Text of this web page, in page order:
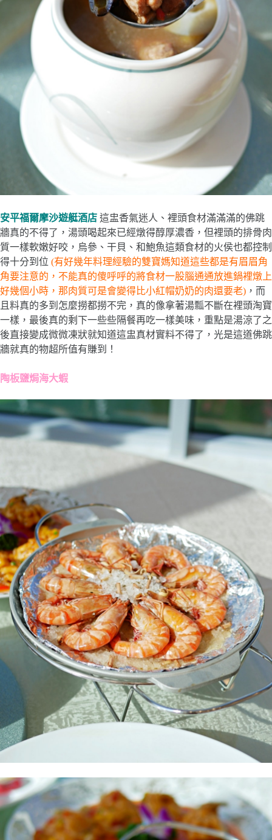
安平福爾摩沙遊艇酒店 這盅香氣迷人、裡頭食材滿滿滿的佛跳
牆真的不得了，湯頭喝起來已經燉得醇厚濃香，但裡頭的排骨肉
質一樣軟嫩好咬，烏參、干貝、和鮑魚這類食材的火侯也都控制
得十分到位 (有好幾年料理經驗的雙寶媽知道這些都是有眉眉角
角要注意的，不能真的傻呼呼的將食材一股腦通通放進鍋裡燉上
好幾個小時，那肉質可是會變得比小紅帽奶奶的肉還要老) ，而
且料真的多到怎麼撈都撈不完，真的像拿著湯瓢不斷在裡頭淘寶
一樣，最後真的剩下一些些隔餐再吃一樣美味，重點是湯涼了之
後直接變成微微凍狀就知道這盅真材實料不得了，光是這道佛跳
牆就真的物超所值有賺到！
陶板鹽焗海大蝦